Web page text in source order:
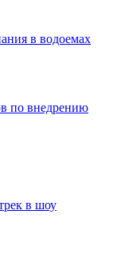
в водоемах
по внедрению
в шоу